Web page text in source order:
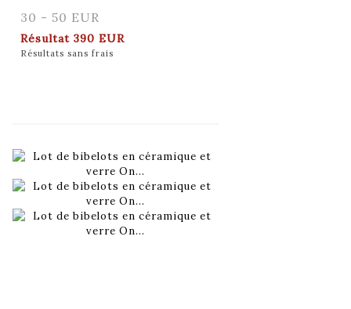
30 - 50 EUR
Résultat 390 EUR
Résultats sans frais